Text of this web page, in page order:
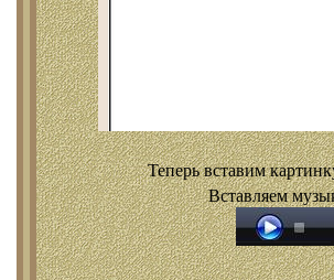
Теперь вставим
Вставляем